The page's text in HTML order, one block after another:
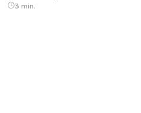
3 min.